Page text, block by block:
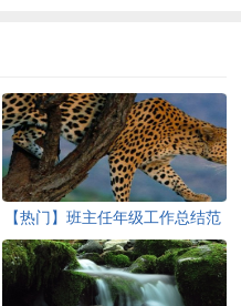
【热门】班主任年级工作总结范
文10篇